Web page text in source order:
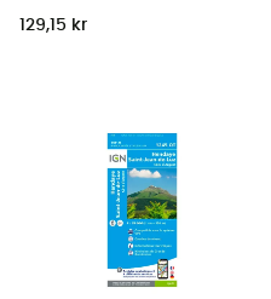
129,15 kr